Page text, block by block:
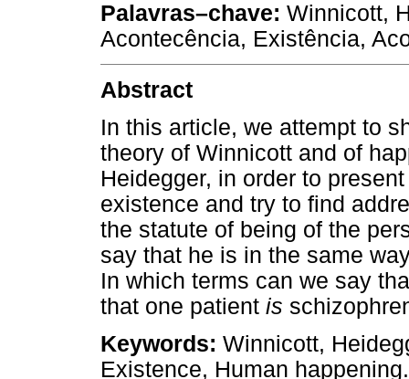
Palavras–chave: Winnicott,
Acontecência, Existência,
Abstract
In this article, we attempt to
theory of Winnicott and of
Heidegger, in order to
existence and try to find
the statute of being of the
say that he is in the same
In which terms can we say
that one patient is
Keywords: Winnicott,
Existence, Human happening.